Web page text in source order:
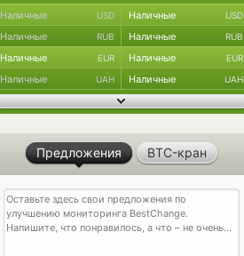
Наличные USD Наличные USD
Наличные RUB Наличные RUB
Наличные EUR Наличные EUR
Наличные UAH Наличные UAH
Предложения BTC-кран